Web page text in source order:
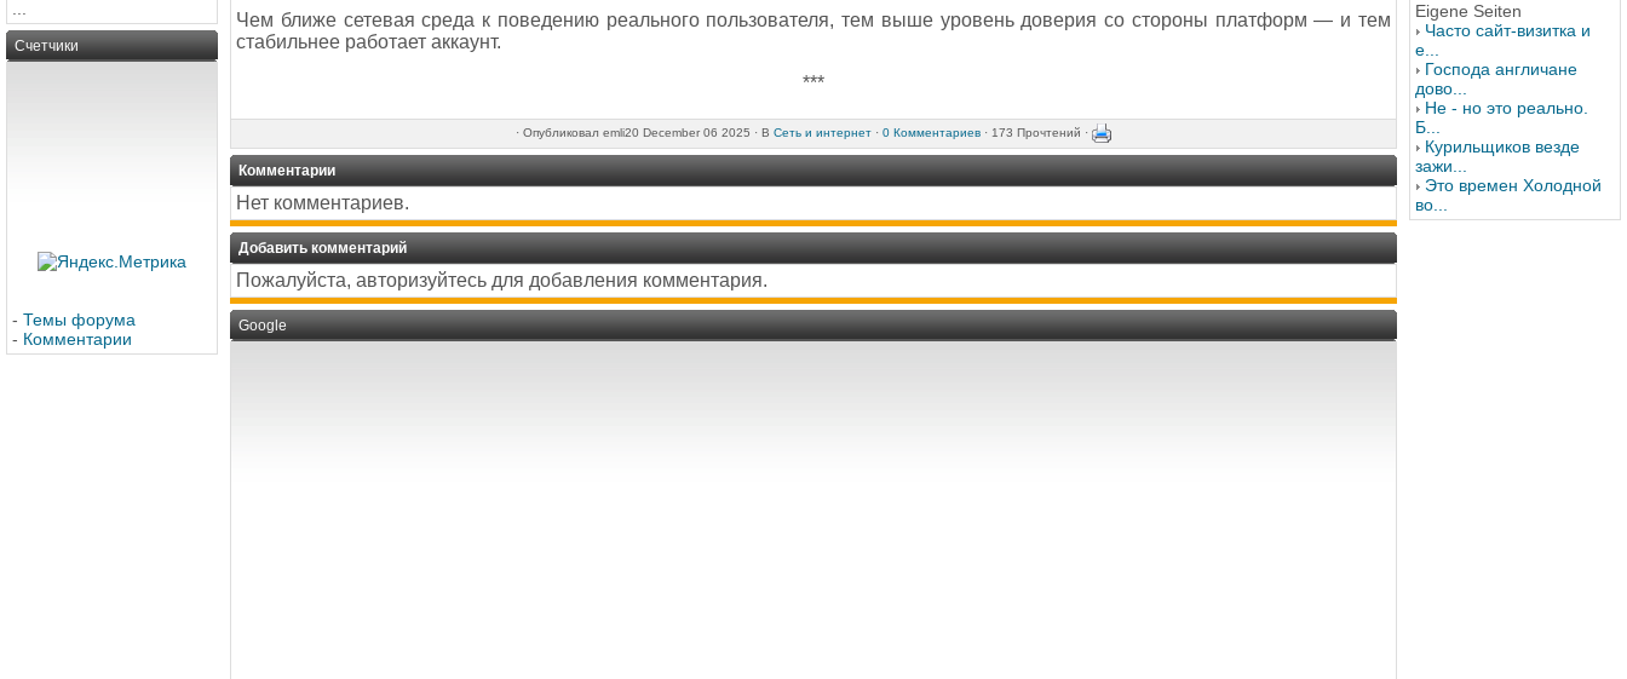
Счетчики
- Темы форума
- Комментарии
Чем ближе сетевая среда к поведению реального пользователя, тем выше уровень доверия со стороны платформ — и тем
стабильнее работает аккаунт.
***
· Опубликовал emli20 December 06 2025 · В Сеть и интернет · 0 Комментариев · 173 Прочтений ·
Комментарии
Нет комментариев.
Добавить комментарий
Пожалуйста, авторизуйтесь для добавления комментария.
Google
Eigene Seiten
Часто сайт-визитка и
е...
Господа англичане
дово...
Не - но это реально.
Б...
Курильщиков везде
зажи...
Это времен Холодной
во...